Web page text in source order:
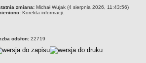
zmiana: Michał Wujak (4 sierpnia 2026, 11:43:56)
Korekta informacji.
odsłon: 22719